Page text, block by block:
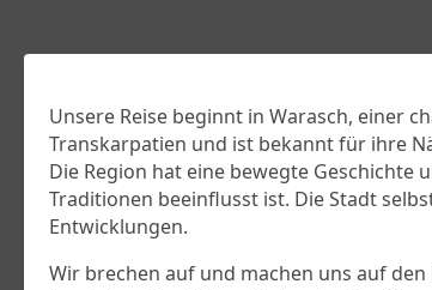
Unsere Reise beginnt in Warasch, einer
Transkarpatien und ist bekannt für ihre
Die Region hat eine bewegte
Traditionen beeinflusst ist. Die Stadt
Entwicklungen.
Wir brechen auf und machen uns auf